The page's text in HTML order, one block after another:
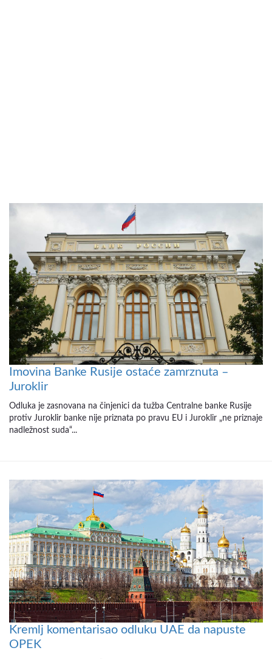
Imovina Banke Rusije ostaće zamrznuta –
Juroklir
Odluka je zasnovana na činjenici da tužba Centralne banke Rusije
protiv Juroklir banke nije priznata po pravu EU i Juroklir „ne priznaje
nadležnost suda“...
Kremlj komentarisao odluku UAE da napuste
OPEK